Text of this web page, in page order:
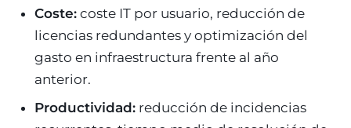
Coste: coste IT por usuario, reducción de
licencias redundantes y optimización del
gasto en infraestructura frente al año
anterior.
Productividad: reducción de incidencias